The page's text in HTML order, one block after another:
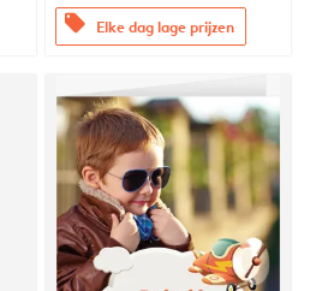
offers Elke dag lage prijzen